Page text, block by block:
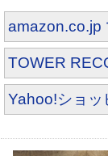
amazon.co.jp
TOWER
Yahoo!ショッ